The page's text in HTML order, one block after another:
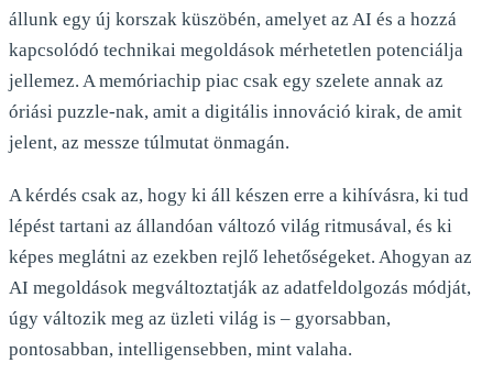
állunk egy új korszak küszöbén, amelyet az AI és a hozzá
kapcsolódó technikai megoldások mérhetetlen potenciálja
jellemez. A memóriachip piac csak egy szelete annak az
óriási puzzle-nak, amit a digitális innováció kirak, de amit
jelent, az messze túlmutat önmagán.
A kérdés csak az, hogy ki áll készen erre a kihívásra, ki tud
lépést tartani az állandóan változó világ ritmusával, és ki
képes meglátni az ezekben rejlő lehetőségeket. Ahogyan az
AI megoldások megváltoztatják az adatfeldolgozás módját,
úgy változik meg az üzleti világ is – gyorsabban,
pontosabban, intelligensebben, mint valaha.